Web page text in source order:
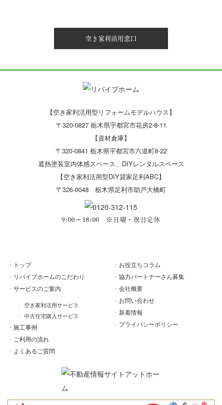
空き家利活用窓口
【空き家利活用型リフォームモデルハウス】
〒320-0827 栃木県宇都宮市花房2-8-11
【資材倉庫】
〒320-0841 栃木県宇都宮市六道町8-22
遮熱塗装室内体感スペース、DIYレンタルスペース
【空き家利活用型DIY貸家足利ABC】
〒326-0048 栃木県足利市助戸大橋町
9:00～18:00 ※日曜・祝日定休
トップ
リバイブホームのこだわり
サービスのご案内
空き家利活用サービス
中古住宅購入サービス
施工事例
ご利用の流れ
よくあるご質問
お役立ちコラム
協力パートナーさん募集
会社概要
お問い合わせ
新着情報
プライバシーポリシー